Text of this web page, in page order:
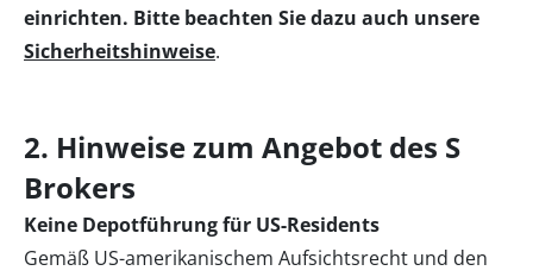
einrichten. Bitte beachten Sie dazu auch unsere
Sicherheitshinweise.
2. Hinweise zum Angebot des S
Brokers
Keine Depotführung für US-Residents
Gemäß US-amerikanischem Aufsichtsrecht und den